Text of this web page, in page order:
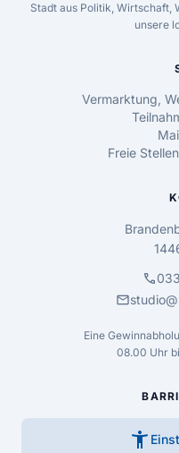
Stadt aus Politik, Wirtschaft,
unsere
Vermarktung,
Freie
call
mail
Eine
08.00 Uhr
accessibility_new